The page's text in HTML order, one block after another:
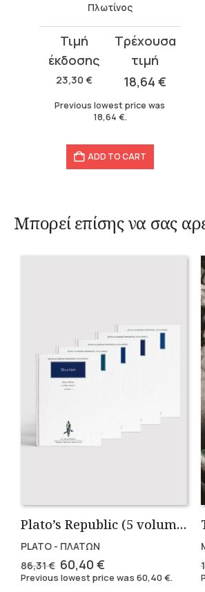
Πλωτίνος
23,30€
Original
price
was:
23,30 €.
18,64€
Current
price
18,64 €.
Previous lowest price was
18,64 €.
ADD TO CART
Μπορεί επίσης να σας
Plato’s Republic (5 volumes)
PLATO - ΠΛΑΤΩΝ
86,31€ Original
price
60,40€
price
Previous lowest price was 60,40€.